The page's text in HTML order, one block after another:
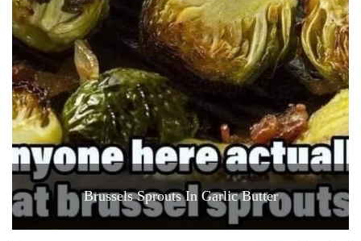
Brussels Sprouts In Garlic Butter